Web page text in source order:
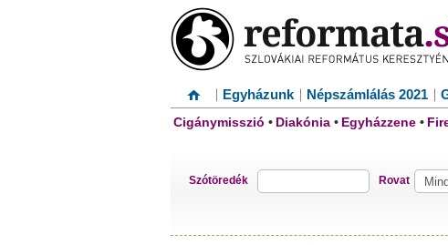
Egyházunk Népszámlálás 2021
Cigánymisszió • Diakónia • Egyházzene •
Szótöredék Rovat